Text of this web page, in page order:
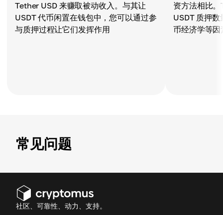
Tether USD 来赚取被动收入。与其让
USDT 代币闲置在钱包中，您可以通过参
与质押过程让它们发挥作用
资方法相比
USDT 质押
币经济学等因
常见问题
社区、可靠性、动力、支持。